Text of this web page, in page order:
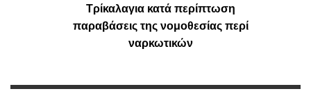
Τρίκαλαγια κατά περίπτωση
παραβάσεις της νομοθεσίας περί
ναρκωτικών